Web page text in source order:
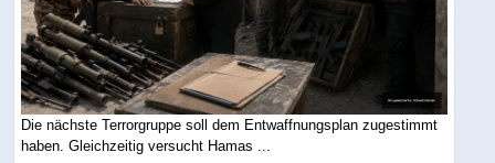
Die nächste Terrorgruppe soll dem Entwaffnungsplan zugestimmt
haben. Gleichzeitig versucht Hamas ...